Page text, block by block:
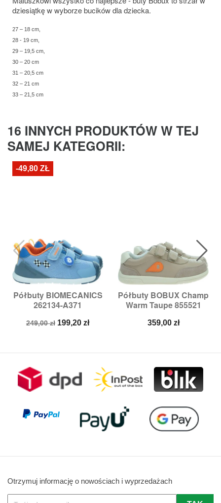
dziesiątkę w wyborze bucików dla dziecka.
27 – 18 cm,
28 - 19 cm,
29 – 19,5 cm,
30 – 20 cm
31 – 20,5 cm
32 – 21 cm
33 – 21,5 cm
16 INNYCH PRODUKTÓW W TEJ
SAMEJ KATEGORII:
Półbuty BIOMECANICS
262134-A371
Cena
249,00 zł Cena
199,20 zł
-49,80 ZŁ
Półbuty BOBUX Champ
Warm Taupe 855521
Cena
359,00 zł
Otrzymuj informację o nowościach i wyprzedażach